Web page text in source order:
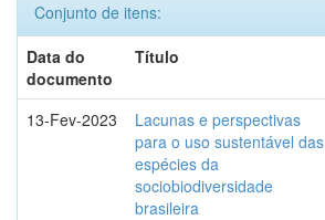
Conjunto de itens:
Data do
documento
Título
13-Fev-2023
Lacunas e perspectivas
para o uso sustentável das
espécies da
sociobiodiversidade
brasileira